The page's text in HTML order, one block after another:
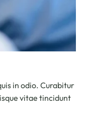
in odio. Curabitur
vitae tincidunt